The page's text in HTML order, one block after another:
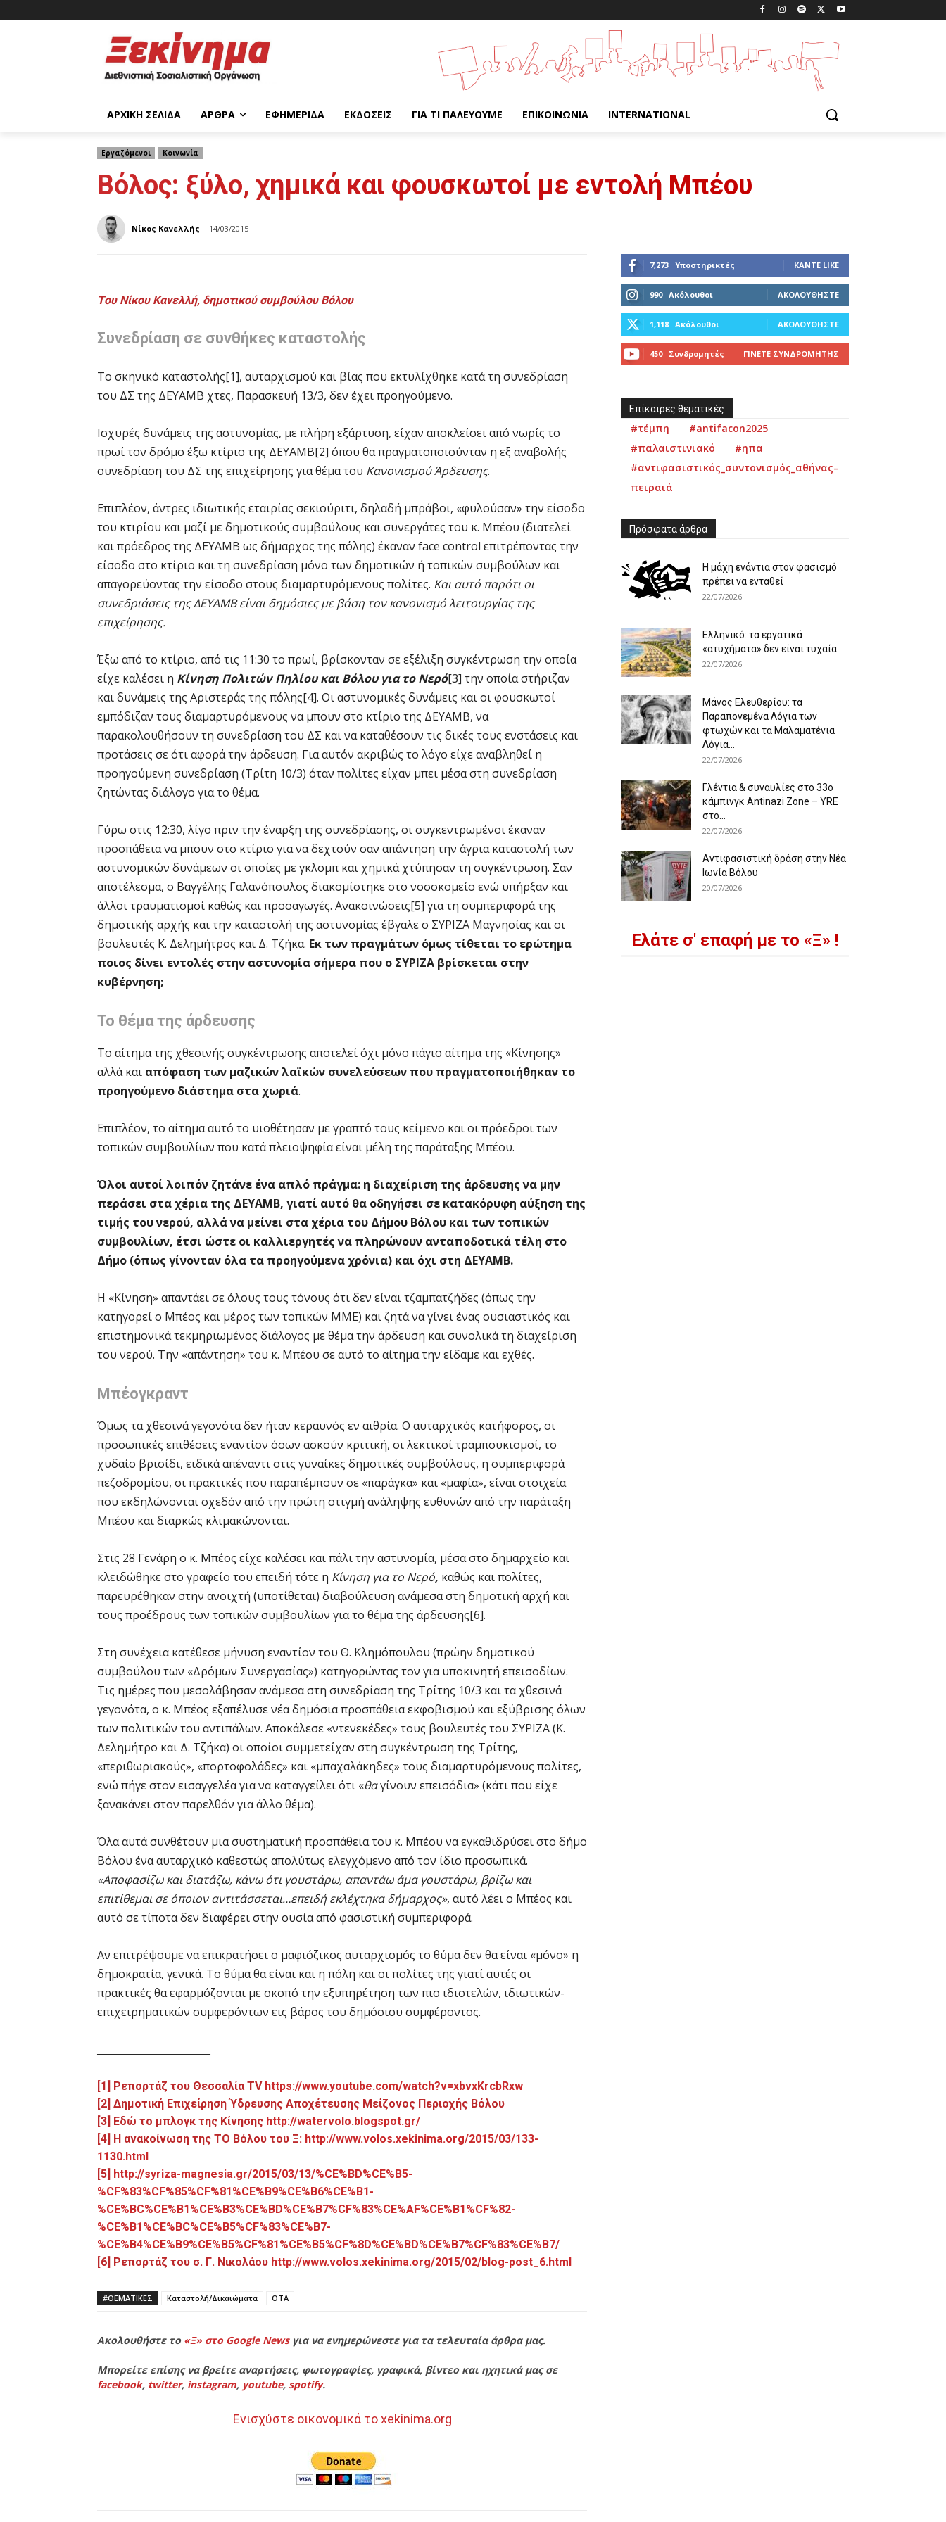
ΑΡΧΙΚΉ ΣΕΛΊΔΑ ΆΡΘΡΑ ΕΦΗΜΕΡΊΔΑ ΕΚΔΌΣΕΙΣ ΓΙΑ ΤΙ ΠΑΛΕΎΟΥΜΕ ΕΠΙΚΟΙΝΩΝΊΑ INTERNATIONAL
Εργαζόμενοι Κοινωνία
Βόλος: ξύλο, χημικά και φουσκωτοί με εντολή Μπέου
Νίκος Κανελλής 14/03/2015
Tου Νίκου Κανελλή, δημοτικού συμβούλου Βόλου
Συνεδρίαση σε συνθήκες καταστολής
Το σκηνικό καταστολής[1], αυταρχισμού και βίας που εκτυλίχθηκε κατά τη συνεδρίαση
του ΔΣ της ΔΕΥΑΜΒ χτες, Παρασκευή 13/3, δεν έχει προηγούμενο.
Ισχυρές δυνάμεις της αστυνομίας, με πλήρη εξάρτυση, είχαν αποκλείσει από νωρίς το
πρωί τον δρόμο έξω κτίριο της ΔΕΥΑΜΒ[2] όπου θα πραγματοποιούνταν η εξ αναβολής
συνεδρίαση του ΔΣ της επιχείρησης για θέμα του Κανονισμού Άρδευσης.
Επιπλέον, άντρες ιδιωτικής εταιρίας σεκιούριτι, δηλαδή μπράβοι, «φυλούσαν» την είσοδο
του κτιρίου και μαζί με δημοτικούς συμβούλους και συνεργάτες του κ. Μπέου (διατελεί
και πρόεδρος της ΔΕΥΑΜΒ ως δήμαρχος της πόλης) έκαναν face control επιτρέποντας την
είσοδο στο κτίριο και τη συνεδρίαση μόνο των δημοτικών ή τοπικών συμβούλων και
απαγορεύοντας την είσοδο στους διαμαρτυρόμενους πολίτες. Και αυτό παρότι οι
συνεδριάσεις της ΔΕΥΑΜΒ είναι δημόσιες με βάση τον κανονισμό λειτουργίας της
επιχείρησης.
Έξω από το κτίριο, από τις 11:30 το πρωί, βρίσκονταν σε εξέλιξη συγκέντρωση την οποία
είχε καλέσει η Κίνηση Πολιτών Πηλίου και Βόλου για το Νερό[3] την οποία στήριζαν
και δυνάμεις της Αριστεράς της πόλης[4]. Οι αστυνομικές δυνάμεις και οι φουσκωτοί
εμπόδιζαν τους διαμαρτυρόμενους να μπουν στο κτίριο της ΔΕΥΑΜΒ, να
παρακολουθήσουν τη συνεδρίαση του ΔΣ και να καταθέσουν τις δικές τους ενστάσεις και
προτάσεις σε ότι αφορά την άρδευση. Για αυτόν ακριβώς το λόγο είχε αναβληθεί η
προηγούμενη συνεδρίαση (Τρίτη 10/3) όταν πολίτες είχαν μπει μέσα στη συνεδρίαση
ζητώντας διάλογο για το θέμα.
Γύρω στις 12:30, λίγο πριν την έναρξη της συνεδρίασης, οι συγκεντρωμένοι έκαναν
προσπάθεια να μπουν στο κτίριο για να δεχτούν σαν απάντηση την άγρια καταστολή των
αστυνομικών δυνάμεων οι οποίες με γκλομπ και χημικά χτύπησαν τη συγκέντρωση. Σαν
αποτέλεσμα, ο Βαγγέλης Γαλανόπουλος διακομίστηκε στο νοσοκομείο ενώ υπήρξαν και
άλλοι τραυματισμοί καθώς και προσαγωγές. Ανακοινώσεις[5] για τη συμπεριφορά της
δημοτικής αρχής και την καταστολή της αστυνομίας έβγαλε ο ΣΥΡΙΖΑ Μαγνησίας και οι
βουλευτές Κ. Δελημήτρος και Δ. Τζήκα. Εκ των πραγμάτων όμως τίθεται το ερώτημα
ποιος δίνει εντολές στην αστυνομία σήμερα που ο ΣΥΡΙΖΑ βρίσκεται στην
κυβέρνηση;
Το θέμα της άρδευσης
Το αίτημα της χθεσινής συγκέντρωσης αποτελεί όχι μόνο πάγιο αίτημα της «Κίνησης»
αλλά και απόφαση των μαζικών λαϊκών συνελεύσεων που πραγματοποιήθηκαν το
προηγούμενο διάστημα στα χωριά.
Επιπλέον, το αίτημα αυτό το υιοθέτησαν με γραπτό τους κείμενο και οι πρόεδροι των
τοπικών συμβουλίων που κατά πλειοψηφία είναι μέλη της παράταξης Μπέου.
Όλοι αυτοί λοιπόν ζητάνε ένα απλό πράγμα: η διαχείριση της άρδευσης να μην
περάσει στα χέρια της ΔΕΥΑΜΒ, γιατί αυτό θα οδηγήσει σε κατακόρυφη αύξηση της
τιμής του νερού, αλλά να μείνει στα χέρια του Δήμου Βόλου και των τοπικών
συμβουλίων, έτσι ώστε οι καλλιεργητές να πληρώνουν ανταποδοτικά τέλη στο
Δήμο (όπως γίνονταν όλα τα προηγούμενα χρόνια) και όχι στη ΔΕΥΑΜΒ.
Η «Κίνηση» απαντάει σε όλους τους τόνους ότι δεν είναι τζαμπατζήδες (όπως την
κατηγορεί ο Μπέος και μέρος των τοπικών ΜΜΕ) και ζητά να γίνει ένας ουσιαστικός και
επιστημονικά τεκμηριωμένος διάλογος με θέμα την άρδευση και συνολικά τη διαχείριση
του νερού. Την «απάντηση» του κ. Μπέου σε αυτό το αίτημα την είδαμε και εχθές.
Μπέογκραντ
Όμως τα χθεσινά γεγονότα δεν ήταν κεραυνός εν αιθρία. Ο αυταρχικός κατήφορος, οι
προσωπικές επιθέσεις εναντίον όσων ασκούν κριτική, οι λεκτικοί τραμπουκισμοί, το
χυδαίο βρισίδι, ειδικά απέναντι στις γυναίκες δημοτικές συμβούλους, η συμπεριφορά
πεζοδρομίου, οι πρακτικές που παραπέμπουν σε «παράγκα» και «μαφία», είναι στοιχεία
που εκδηλώνονται σχεδόν από την πρώτη στιγμή ανάληψης ευθυνών από την παράταξη
Μπέου και διαρκώς κλιμακώνονται.
Στις 28 Γενάρη ο κ. Μπέος είχε καλέσει και πάλι την αστυνομία, μέσα στο δημαρχείο και
κλειδώθηκε στο γραφείο του επειδή τότε η Κίνηση για το Νερό, καθώς και πολίτες,
παρευρέθηκαν στην ανοιχτή (υποτίθεται) διαβούλευση ανάμεσα στη δημοτική αρχή και
τους προέδρους των τοπικών συμβουλίων για το θέμα της άρδευσης[6].
Στη συνέχεια κατέθεσε μήνυση εναντίον του Θ. Κλημόπουλου (πρώην δημοτικού
συμβούλου των «Δρόμων Συνεργασίας») κατηγορώντας τον για υποκινητή επεισοδίων.
Τις ημέρες που μεσολάβησαν ανάμεσα στη συνεδρίαση της Τρίτης 10/3 και τα χθεσινά
γεγονότα, ο κ. Μπέος εξαπέλυσε νέα δημόσια προσπάθεια εκφοβισμού και εξύβρισης όλων
των πολιτικών του αντιπάλων. Αποκάλεσε «ντενεκέδες» τους βουλευτές του ΣΥΡΙΖΑ (Κ.
Δελημήτρο και Δ. Τζήκα) οι οποίοι συμμετείχαν στη συγκέντρωση της Τρίτης,
«περιθωριακούς», «πορτοφολάδες» και «μπαχαλάκηδες» τους διαμαρτυρόμενους πολίτες,
ενώ πήγε στον εισαγγελέα για να καταγγείλει ότι «θαγίνουν επεισόδια» (κάτι που είχε
ξανακάνει στον παρελθόν για άλλο θέμα).
Όλα αυτά συνθέτουν μια συστηματική προσπάθεια του κ. Μπέου να εγκαθιδρύσει στο δήμο
Βόλου ένα αυταρχικό καθεστώς απολύτως ελεγχόμενο από τον ίδιο προσωπικά.
«Αποφασίζω και διατάζω, κάνω ότι γουστάρω, απαντάω άμα γουστάρω, βρίζω και
επιτίθεμαι σε όποιον αντιτάσσεται…επειδή εκλέχτηκα δήμαρχος», αυτό λέει ο Μπέος και
αυτό σε τίποτα δεν διαφέρει στην ουσία από φασιστική συμπεριφορά.
Αν επιτρέψουμε να επικρατήσει ο μαφιόζικος αυταρχισμός το θύμα δεν θα είναι «μόνο» η
δημοκρατία, γενικά. Το θύμα θα είναι και η πόλη και οι πολίτες της γιατί αυτές οι
πρακτικές θα εφαρμόζονται με σκοπό την εξυπηρέτηση των πιο ιδιοτελών, ιδιωτικών-
επιχειρηματικών συμφερόντων εις βάρος του δημόσιου συμφέροντος.
[1] Ρεπορτάζ του Θεσσαλία TV https://www.youtube.com/watch?v=xbvxKrcbRxw
[2] Δημοτική Επιχείρηση Ύδρευσης Αποχέτευσης Μείζονος Περιοχής Βόλου
[3] Εδώ το μπλογκ της Κίνησης http://watervolo.blogspot.gr/
[4] Η ανακοίνωση της ΤΟ Βόλου του Ξ: http://www.volos.xekinima.org/2015/03/133-
1130.html
[5] http://syriza-magnesia.gr/2015/03/13/%CE%BD%CE%B5-
%CF%83%CF%85%CF%81%CE%B9%CE%B6%CE%B1-
%CE%BC%CE%B1%CE%B3%CE%BD%CE%B7%CF%83%CE%AF%CE%B1%CF%82-
%CE%B1%CE%BC%CE%B5%CF%83%CE%B7-
%CE%B4%CE%B9%CE%B5%CF%81%CE%B5%CF%8D%CE%BD%CE%B7%CF%83%CE%B7/
[6] Ρεπορτάζ του σ. Γ. Νικολάου http://www.volos.xekinima.org/2015/02/blog-post_6.html
#ΘΕΜΑΤΙΚΈΣ Καταστολή/Δικαιώματα ΟΤΑ
Ακολουθήστε το «Ξ» στο Google Newsγια να ενημερώνεστε για τα τελευταία άρθρα μας.
Μπορείτε επίσης να βρείτε αναρτήσεις, φωτογραφίες, γραφικά, βίντεο και ηχητικά μας σε
facebook, twitter, instagram, youtube, spotify.
Ενισχύστε οικονομικά το xekinima.org
7,273 Υποστηρικτές ΚΆΝΤΕ LIKE
990 Ακόλουθοι ΑΚΟΛΟΥΘΉΣΤΕ
1,118 Ακόλουθοι ΑΚΟΛΟΥΘΉΣΤΕ
450 Συνδρομητές ΓΊΝΕΤΕ ΣΥΝΔΡΟΜΗΤΉΣ
Επίκαιρες θεματικές
#τέμπη
#antifacon2025
#παλαιστινιακό
#ηπα
#αντιφασιστικός_συντονισμός_αθήνας–
πειραιά
Πρόσφατα άρθρα
Η μάχη ενάντια στον φασισμό
πρέπει να ενταθεί
22/07/2026
Ελληνικό: τα εργατικά
«ατυχήματα» δεν είναι τυχαία
22/07/2026
Μάνος Ελευθερίου: τα
Παραπονεμένα Λόγια των
φτωχών και τα Μαλαματένια
Λόγια...
22/07/2026
Γλέντια & συναυλίες στο 33ο
κάμπινγκ Antinazi Zone – YRE
στο...
22/07/2026
Αντιφασιστική δράση στην Νέα
Ιωνία Βόλου
20/07/2026
Ελάτε σ' επαφή με το «Ξ» !